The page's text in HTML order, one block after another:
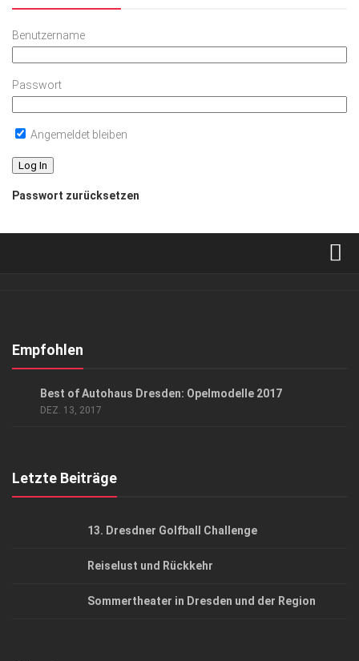
Benutzername
Passwort
Angemeldet bleiben
Passwort zurücksetzen
Kontakt, Impressum
Empfohlen
Best of Autohaus Dresden: Opelmodelle 2017
DEZ. 13, 2017
Letzte Beiträge
13. Dresdner Golfball Challenge
Reiselust und Rückkehr
Sommertheater in Dresden und der Region